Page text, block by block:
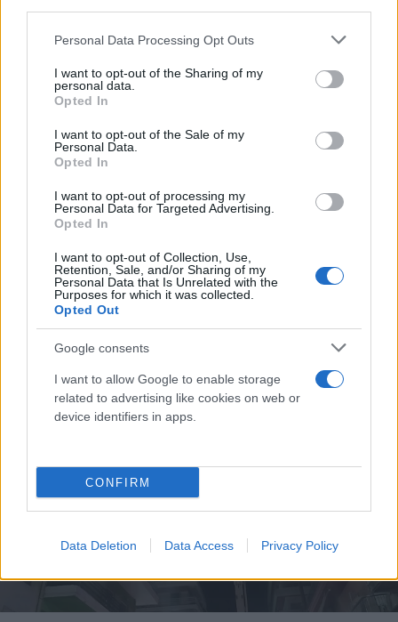
Please note that this website/app uses one or more Google
not limited to your visit or usage behaviour. You may click to
grant or deny consent to Google and its third-party tags to
use your data for below specified purposes in below Google
consent section.
Personal Data Processing Opt Outs
I want to opt-out of the Sharing of my
personal data.
Opted In
I want to opt-out of the Sale of my
Personal Data.
Opted In
I want to opt-out of processing my
Personal Data for Targeted Advertising.
Opted In
I want to opt-out of Collection, Use,
Retention, Sale, and/or Sharing of my
Personal Data that Is Unrelated with the
Purposes for which it was collected.
Opted Out
Google consents
I want to allow Google to enable storage
related to advertising like cookies on web or
device identifiers in apps.
CONFIRM
Data Deletion Data Access Privacy Policy
Παράλληλα, πραγματοποιήθηκε επιχείρηση
απεγκλωβισμού και προληπτικής απομάκρυνσης
ενοίκων από άλλους ορόφους του κτιρίου, καθώς ο
καπνός είχε επεκταθεί στους κοινόχρηστους
χώρους προκαλώντας ανησυχία στους κατοίκους.